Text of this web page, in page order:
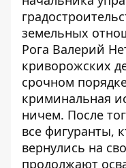
земельных
Рога Валерий
криворожских
срочном
криминальная
ничем. После
все фигуранты,
вернулись на
продолжают